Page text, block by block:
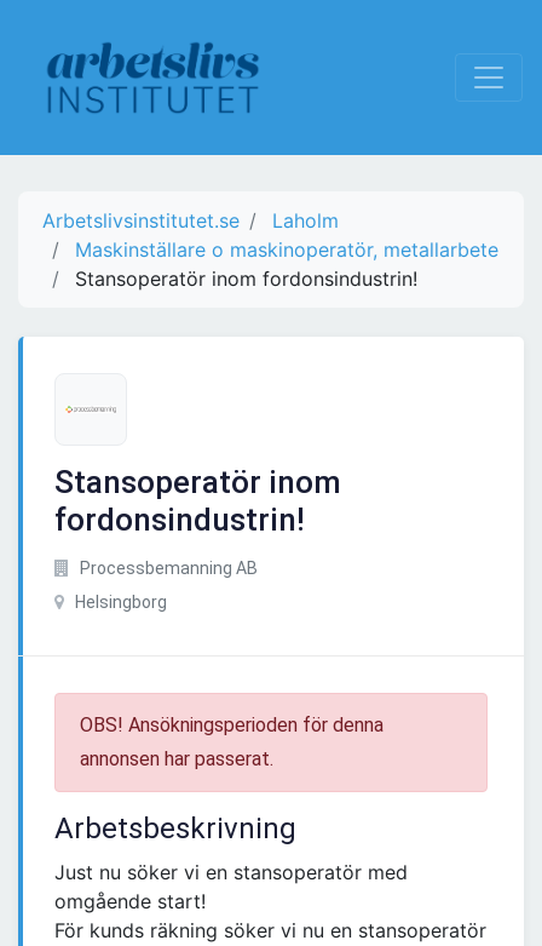
Arbetslivsinstitutet.se
Laholm
Maskinställare o maskinoperatör, metallarbete
Stansoperatör inom fordonsindustrin!
Stansoperatör inom
fordonsindustrin!
Processbemanning AB
Helsingborg
OBS! Ansökningsperioden för denna
annonsen har passerat.
Arbetsbeskrivning
Just nu söker vi en stansoperatör med
omgående start!
För kunds räkning söker vi nu en stansoperatör